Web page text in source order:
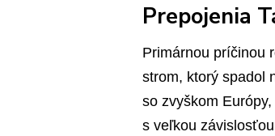
Prepojenia
Primárnou príčinou
strom, ktorý spadol
so zvyškom
s veľkou